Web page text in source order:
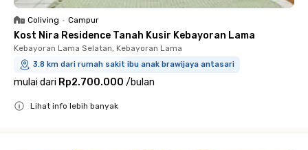
Coliving • Campur
Kost Nira Residence Tanah Kusir Kebayoran Lama
Kebayoran Lama Selatan, Kebayoran Lama
3.8 km dari rumah sakit ibu anak brawijaya antasari
mulai dari Rp2.700.000 /bulan
Lihat info lebih banyak